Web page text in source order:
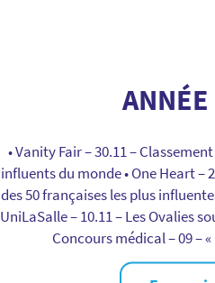
• Vanity Fair – 30.11 –
influents du monde • One Heart –
des 50 françaises les plus
UniLaSalle – 10.11 – Les Ovalies
Concours médical – 09 –